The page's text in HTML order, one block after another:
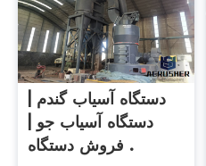
دستگاه آسیاب گندم |
دستگاه آسیاب جو |
فروش دستگاه .